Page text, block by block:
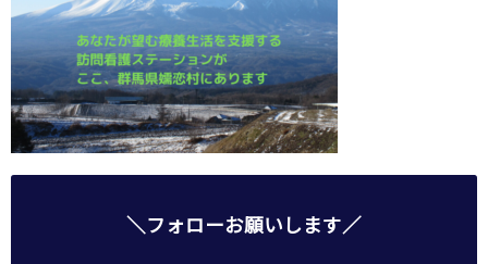
＼フォローお願いします／